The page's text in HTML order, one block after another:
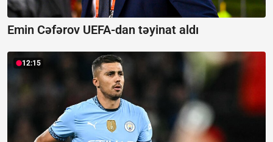
Emin Cəfərov UEFA-dan təyinat aldı
12:15